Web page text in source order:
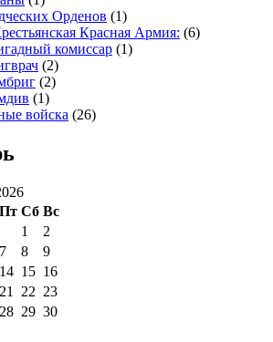
Орденов (1)
Красная Армия: (6)
комиссар (1)
(2)
(2)
(1)
войска (26)
Пт Сб Вс
1
2
7 8
9
14 15 16
21 22 23
28 29 30